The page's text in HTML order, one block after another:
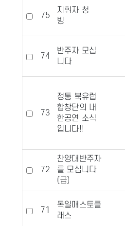
75
지휘자 청
빙
74
반주자 모십
니다
73
정통 북유럽
합창단의 내
한공연 소식
입니다!!
72
찬양대반주자
를 모십니다
(급)
71
독일매스토클
래스